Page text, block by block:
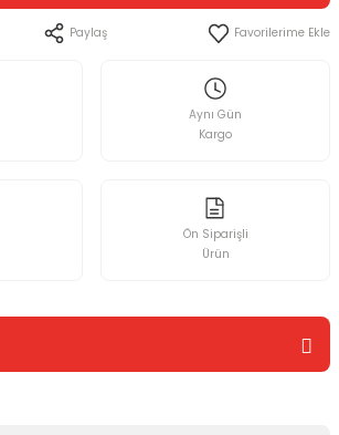
Paylaş
Aynı Gün
Kargo
Ön Siparişli
Ürün